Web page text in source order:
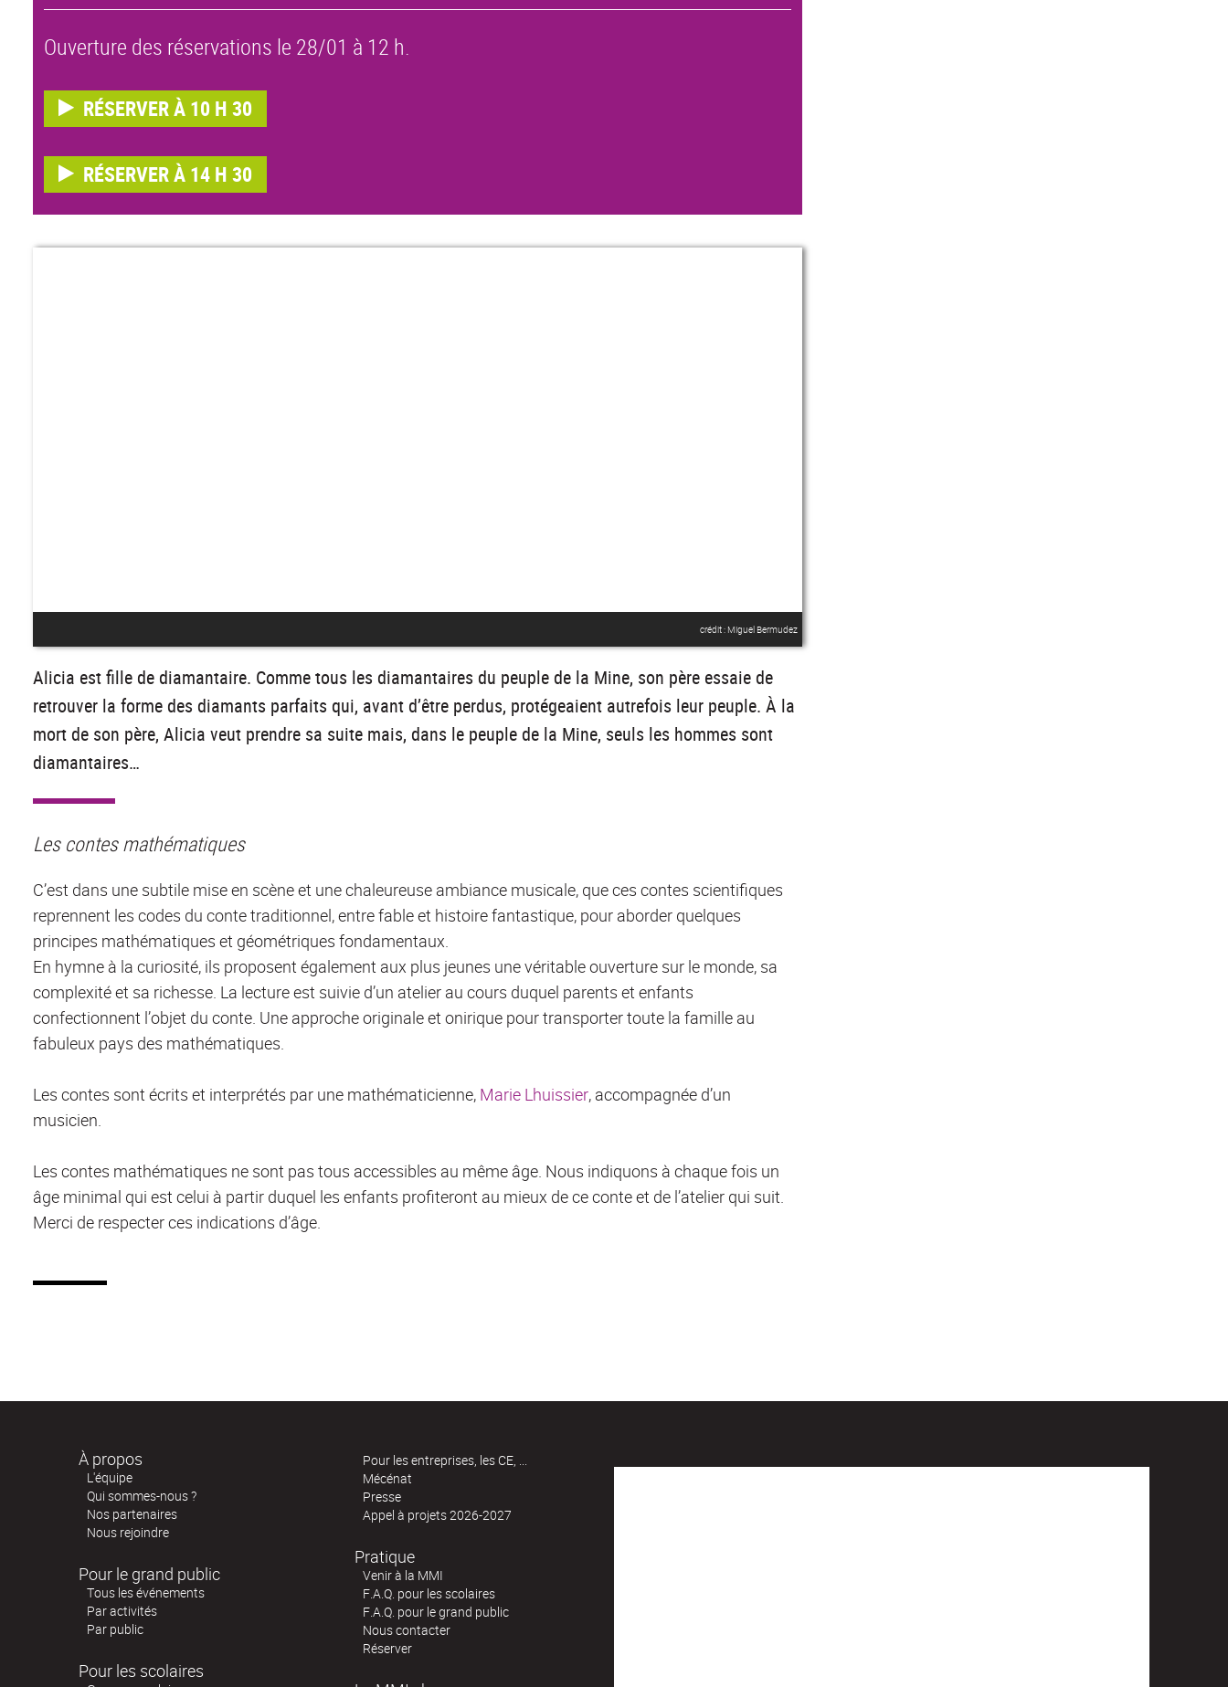
Ouverture des réservations le 28/01 à 12 h.
RÉSERVER À 10 H 30
RÉSERVER À 14 H 30
crédit : Miguel Bermudez
Alicia est fille de diamantaire. Comme tous les diamantaires du peuple de la Mine, son père essaie de
retrouver la forme des diamants parfaits qui, avant d’être perdus, protégeaient autrefois leur peuple. À la
mort de son père, Alicia veut prendre sa suite mais, dans le peuple de la Mine, seuls les hommes sont
diamantaires…
Les contes mathématiques
C’est dans une subtile mise en scène et une chaleureuse ambiance musicale, que ces contes scientifiques
reprennent les codes du conte traditionnel, entre fable et histoire fantastique, pour aborder quelques
principes mathématiques et géométriques fondamentaux.
En hymne à la curiosité, ils proposent également aux plus jeunes une véritable ouverture sur le monde, sa
complexité et sa richesse. La lecture est suivie d’un atelier au cours duquel parents et enfants
confectionnent l’objet du conte. Une approche originale et onirique pour transporter toute la famille au
fabuleux pays des mathématiques.
Les contes sont écrits et interprétés par une mathématicienne, Marie Lhuissier, accompagnée d’un
musicien.
Les contes mathématiques ne sont pas tous accessibles au même âge. Nous indiquons à chaque fois un
âge minimal qui est celui à partir duquel les enfants profiteront au mieux de ce conte et de l’atelier qui suit.
Merci de respecter ces indications d’âge.
À propos
L'équipe
Qui sommes-nous ?
Nos partenaires
Nous rejoindre
Pour le grand public
Tous les événements
Par activités
Par public
Pour les scolaires
Pour les entreprises, les CE, ...
Mécénat
Presse
Appel à projets 2026-2027
Pratique
Venir à la MMI
F.A.Q. pour les scolaires
F.A.Q. pour le grand public
Nous contacter
Réserver